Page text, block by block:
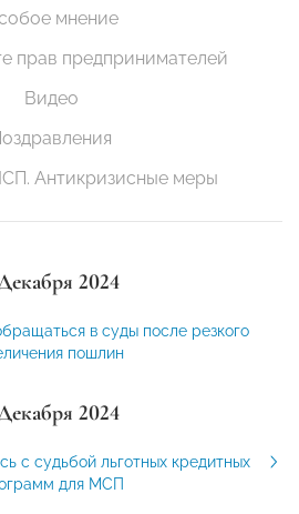
мнение
прав предпринимателей
Видео
Антикризисные меры
2024
в суды после резкого
пошлин
2024
с судьбой льготных кредитных
для МСП